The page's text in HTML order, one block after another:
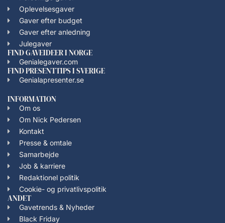
Oplevelsesgaver
Gaver efter budget
Gaver efter anledning
Julegaver
FIND GAVEIDEER I NORGE
Genialegaver.com
FIND PRESENTTIPS I SVERIGE
Genialapresenter.se
INFORMATION
Om os
Om Nick Pedersen
Kontakt
Presse & omtale
Samarbejde
Job & karriere
Redaktionel politik
Cookie- og privatlivspolitik
ANDET
Gavetrends & Nyheder
Black Friday